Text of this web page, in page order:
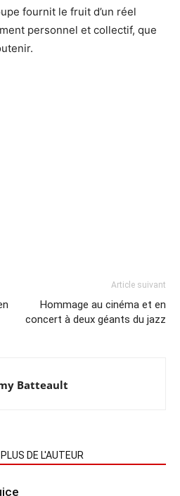
fournit le fruit d’un réel
personnel et collectif, que
Article suivant
Hommage au cinéma et en
concert à deux géants du jazz
Batteault
PLUS DE L'AUTEUR